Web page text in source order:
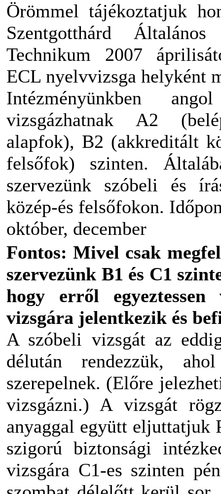
Örömmel tájékoztatjuk
Szentgotthárd
Technikum 2007
ECL nyelvvizsga helyként
Intézményünkben
vizsgázhatnak A2
alapfok), B2 (akkreditált
felsőfok) szinten.
szervezünk szóbeli és
közép-és felsőfokon.
október, december
Fontos: Mivel csak
szervezünk B1 és C1
hogy erről egyeztessen
vizsgára jelentkezik és
A szóbeli vizsgát az
délután rendezzük,
szerepelnek. (Előre
vizsgázni.) A vizsgát
anyaggal együtt eljuttatjuk
szigorú biztonsági
vizsgára C1-es szinten